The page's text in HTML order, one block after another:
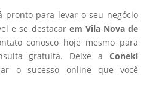
pronto para levar o seu negócio
e se destacar em Vila Nova de
conosco hoje mesmo para
gratuita. Deixe aConeki
o sucesso online que você